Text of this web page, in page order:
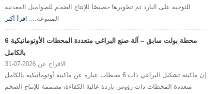
للتوجيه على البارد تم تطويرها خصيصًا للإنتاج الضخم للصواميل المعدنية
المتنوعة.... اقرأ أكثر
6 محطة بولت سابق – آلة صنع البراغي متعددة المحطات الأوتوماتيكية
بالكامل
الافراج عن 2026-07-31
إن ماكينة تشكيل البراغي ذات 6 محطات عبارة عن ماكينة أوتوماتيكية بالكامل
متعددة المحطات ذات رؤوس باردة عالية الكفاءة، مصممة للإنتاج الضخم